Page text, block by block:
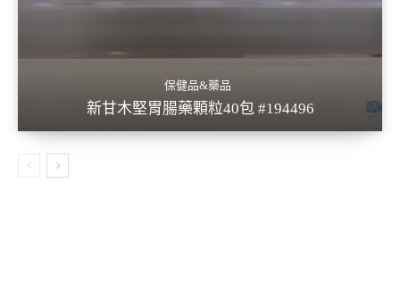
保健品&藥品
新甘木堅胃腸藥顆粒40包 #194496